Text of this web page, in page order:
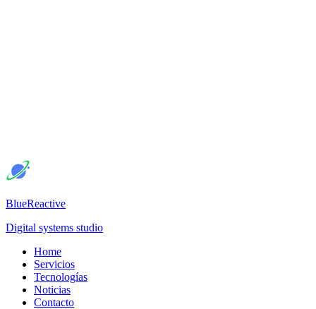
BlueReactive
Digital systems studio
Home
Servicios
Tecnologías
Noticias
Contacto